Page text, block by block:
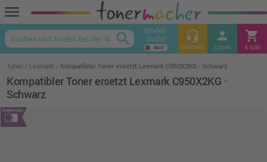
menu
keyboard_arrow_up
search Modell-
suche headset_mic
KONTAKT
person
LOGIN
shopping_cart
€ 0,00
Toner Lexmark Kompatibler Toner ersetzt Lexmark C950X2KG · Schwarz
Kompatibler Toner ersetzt Lexmark C950X2KG ·
Schwarz